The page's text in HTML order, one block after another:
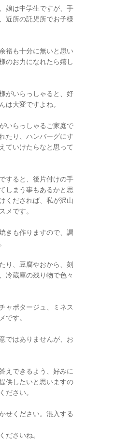
娘は中学生ですが、手
近所の託児所でお子様
裕も十分に無いと思い
のお力になれたら嬉し
がいらっしゃると、好
は大変ですよね。
いらっしゃるご家庭で
たり、ハンバーグにす
ていけたらなと思って
すると、後片付けの手
しまう事もあるかと思
くだされば、私が沢山
メです。
きも作りますので、調
り、豆腐やおから、刻
冷蔵庫の残り物で色々
ャポタージュ、ミネス
です。
ではありませんが、お
えできるよう、好みに
供したいと思いますの
ださい。
せください。混入する
ださいね。